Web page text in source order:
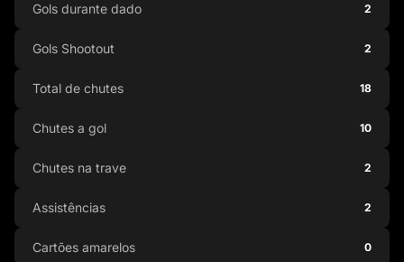
Gols durante dado 2
Gols Shootout 2
Total de chutes 18
Chutes a gol 10
Chutes na trave 2
Assistências 2
Cartões amarelos 0